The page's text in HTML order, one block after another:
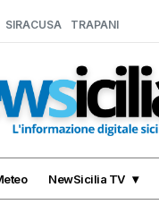
SIRACUSA TRAPANI
NewSicilia TV